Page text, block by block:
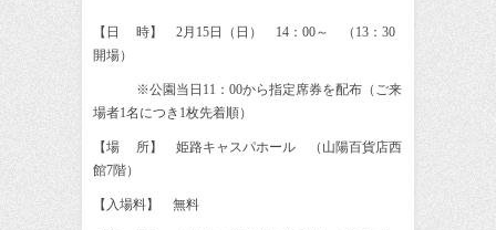
【日 時】 2月 15日（日） 14 ： 00～ （ 13 ： 30
開場）
※公園当日 11 ： 00から指定席券を配布（ご来
場者1名につき 1枚先着順）
【場
所】 姫路キャスパホール （山陽百貨店西
館7階）
【入場料】 無料